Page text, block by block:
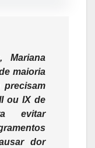
Mariana
maioria
precisam
ou IX de
evitar
dor